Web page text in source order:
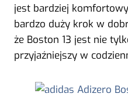
jest bardziej
bardzo duży krok w
że Boston 13 jest nie
przyjaźniejszy w